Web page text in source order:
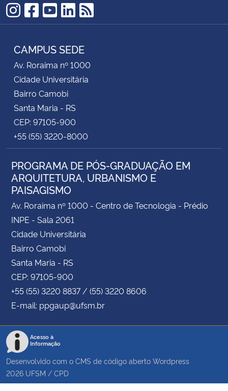
Instagram
Facebook
YouTube
LinkedIn
RSS
CAMPUS SEDE
Av. Roraima nº 1000
Cidade Universitária
Bairro Camobi
Santa Maria - RS
CEP: 97105-900
+55 (55) 3220-8000
PROGRAMA DE PÓS-GRADUAÇÃO EM
ARQUITETURA, URBANISMO E
PAISAGISMO
Av. Roraima nº 1000 - Centro de Tecnologia - Prédio
INPE - Sala 2061
Cidade Universitária
Bairro Camobi
Santa Maria - RS
CEP: 97105-900
+55 (55) 3220 8837 / (55) 3220 8606
E-mail: ppgaup@ufsm.br
Acesso à
Informação
Desenvolvido com o CMS de código aberto Wordpress
2026 UFSM / CPD